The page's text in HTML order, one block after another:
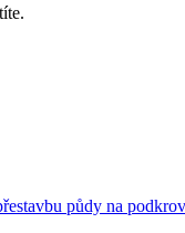
půdy na